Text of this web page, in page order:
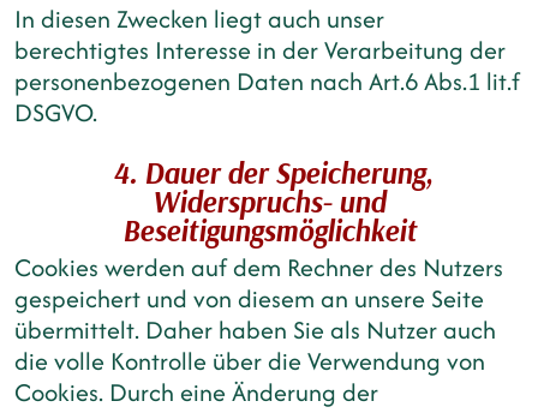
In diesen Zwecken liegt auch unser
berechtigtes Interesse in der Verarbeitung der
personenbezogenen Daten nach Art.6 Abs.1 lit.f
DSGVO.
4. Dauer der Speicherung,
Widerspruchs- und
Beseitigungsmöglichkeit
Cookies werden auf dem Rechner des Nutzers
gespeichert und von diesem an unsere Seite
übermittelt. Daher haben Sie als Nutzer auch
die volle Kontrolle über die Verwendung von
Cookies. Durch eine Änderung der